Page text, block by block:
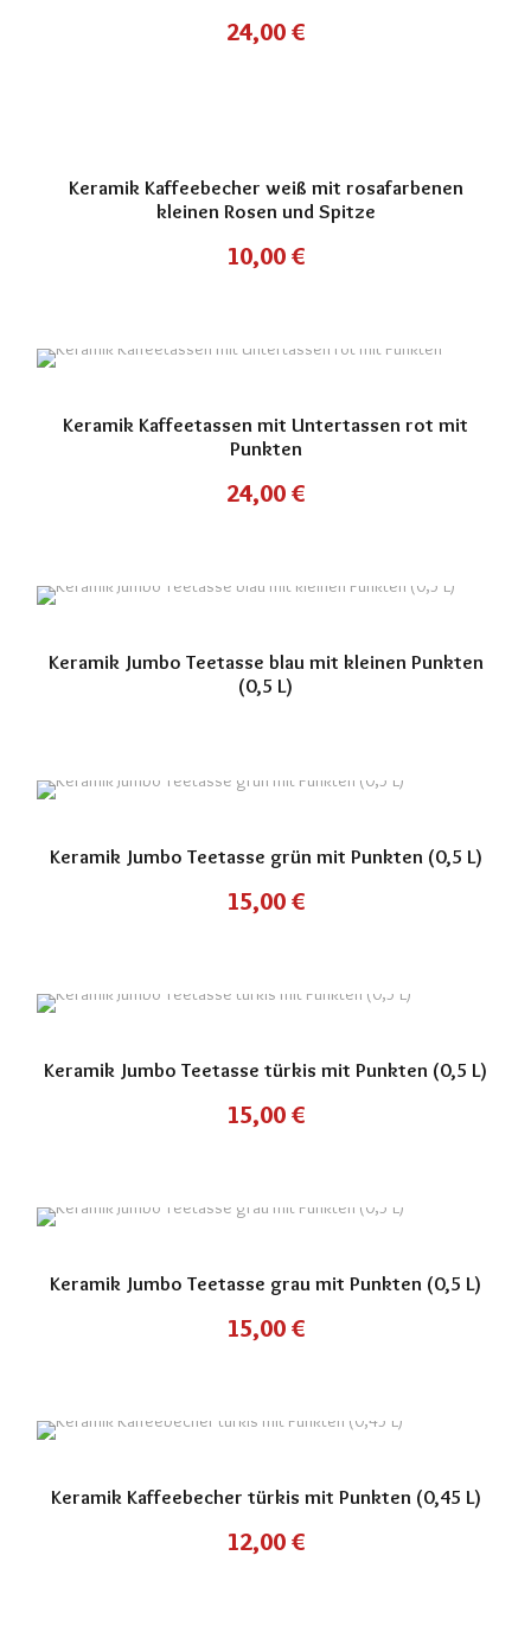
24,00 €
Keramik Kaffeebecher weiß mit rosafarbenen
kleinen Rosen und Spitze
10,00 €
Keramik Kaffeetassen mit Untertassen rot mit
Punkten
24,00 €
Keramik Jumbo Teetasse blau mit kleinen Punkten
(0,5 L)
Keramik Jumbo Teetasse grün mit Punkten (0,5 L)
15,00 €
Keramik Jumbo Teetasse türkis mit Punkten (0,5 L)
15,00 €
Keramik Jumbo Teetasse grau mit Punkten (0,5 L)
15,00 €
Keramik Kaffeebecher türkis mit Punkten (0,45 L)
12,00 €